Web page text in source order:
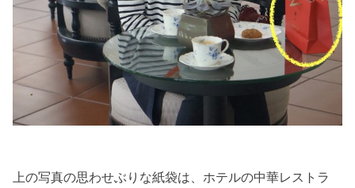
上の写真の思わせぶりな紙袋は、ホテルの中華レストラ